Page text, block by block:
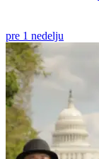
pre 1 nedelju